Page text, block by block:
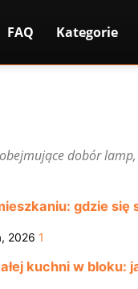
FAQ Kategorie
dobór
gdzie się
2026 1
kuchni w bloku: